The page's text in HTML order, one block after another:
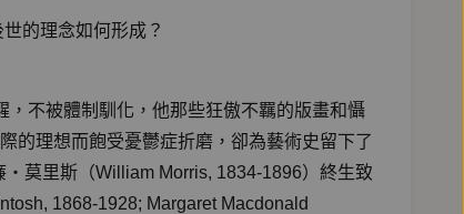
的理念如何形成？
不被體制馴化，他那些狂傲不羈的版畫和懾
的理想而飽受憂鬱症折磨，卻為藝術史留下了
‧莫里斯（William Morris, 1834-1896）終生致
1868-1928; Margaret Macdonald